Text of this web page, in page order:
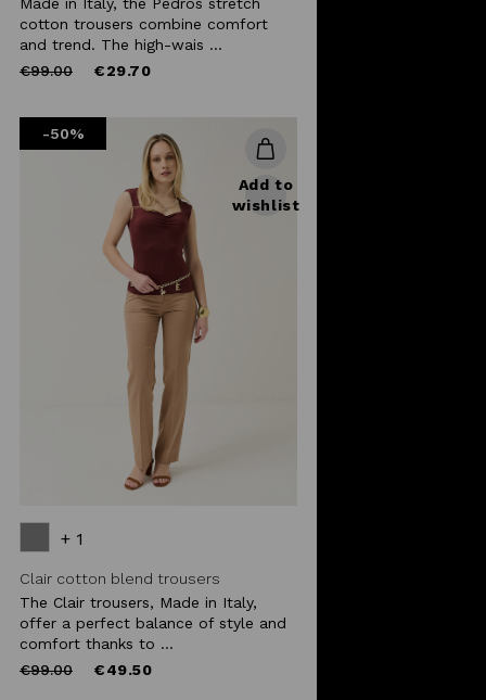
cotton trousers combine comfort
and trend. The high-wais ...
Price
€99.00to €29.70
-50%
Add to
wishlist
+ 1
Clair cotton blend trousers
The Clair trousers, Made in Italy,
offer a perfect balance of style and
comfort thanks to ...
Price
€99.00to €49.50